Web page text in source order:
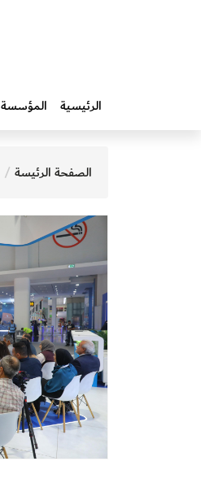
الرئيسية المؤسسة
الصفحة الرئيسة